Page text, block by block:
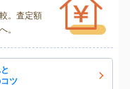
。査定額
。
ツ